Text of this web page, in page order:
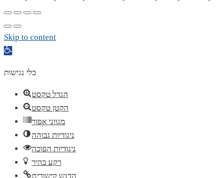
Skip to content
Open
כלי נגישות
הגדל טקסט
הקטן טקסט
מגווני אפור
ניגודיות גבוהה
ניגודיות הפוכה
רקע בהיר
הדגש קישורים